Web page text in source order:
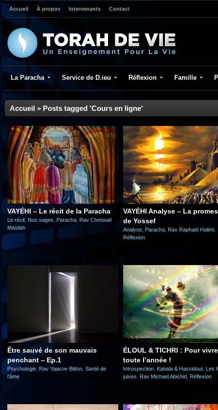
Accueil À propos Intervenants Contact
La Paracha Service de D.ieu Réflexion Famille
Accueil » Posts tagged 'Cours en ligne'
VAYÉHI – Le récit de la Paracha
Le récit Nos sages Paracha Rav Chmouel
Masliah
VAYÉHI Analyse – La
de Yossef
Analyse Paracha Rav Raphaël Halimi
Réflexion
Être sauvé de son mauvais
penchant – Ep.1
Psychologie Rav Yaacov Bitton Santé de
l'âme
ÉLOUL & TICHRI : Pour vivre
toute l’année !
Introspection Kabala & Hassidout Les
juives
Rav Michaël Abichid Réflexion